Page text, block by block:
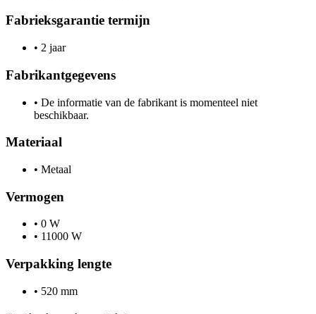
Fabrieksgarantie termijn
• 2 jaar
Fabrikantgegevens
• De informatie van de fabrikant is momenteel niet
beschikbaar.
Materiaal
• Metaal
Vermogen
• 0 W
• 11000 W
Verpakking lengte
• 520 mm